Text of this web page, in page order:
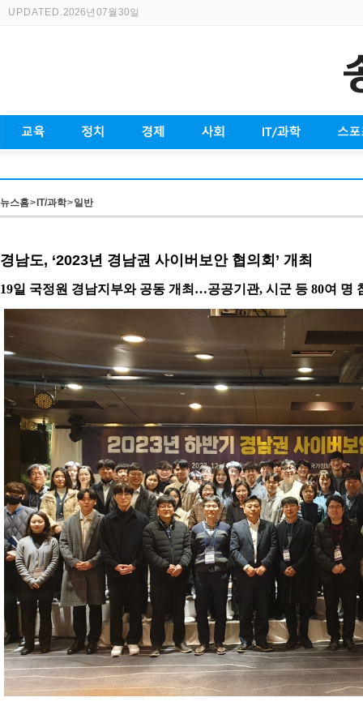
UPDATED.2026년 07월 30일
뉴스홈> IT/과학>일반